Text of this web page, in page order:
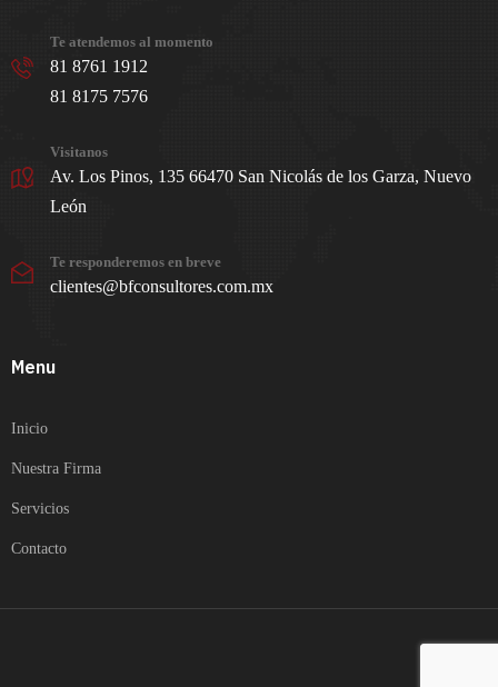
Te atendemos al momento
81 8761 1912
81 8175 7576
Visitanos
Av. Los Pinos, 135 66470 San Nicolás de los Garza, Nuevo
León
Te responderemos en breve
clientes@bfconsultores.com.mx
Menu
Inicio
Nuestra Firma
Servicios
Contacto